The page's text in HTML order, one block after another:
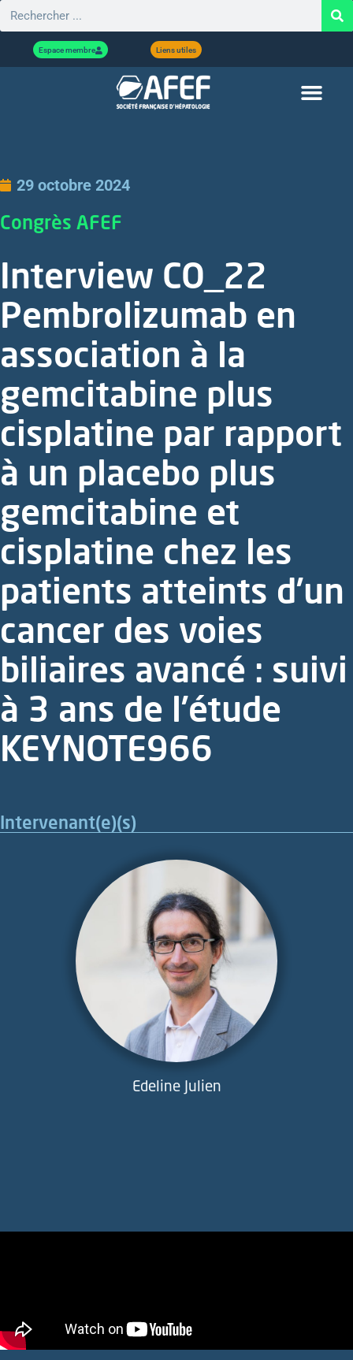
Espace membre Liens utiles
29 octobre 2024
Congrès AFEF
Interview CO_22
Pembrolizumab en
association à la
gemcitabine plus
cisplatine par rapport
à un placebo plus
gemcitabine et
cisplatine chez les
patients atteints d’un
cancer des voies
biliaires avancé : suivi
à 3 ans de l’étude
KEYNOTE966
Intervenant(e)(s)
Edeline Julien